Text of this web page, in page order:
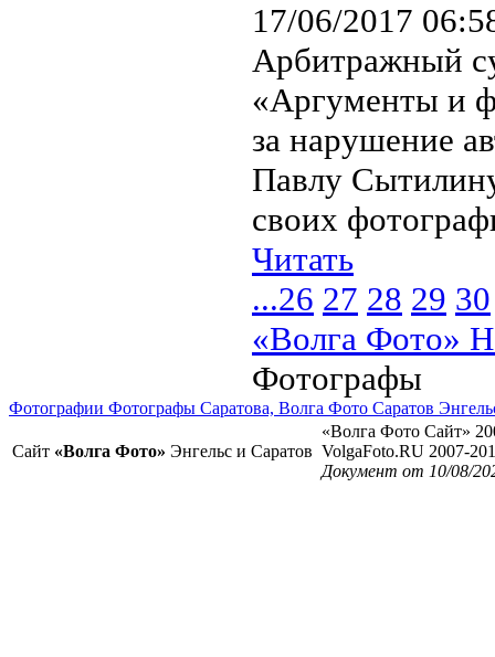
17/06/2017
Арбитражный
«Аргументы и
за нарушение
Павлу
своих
Читать
...26 27 28 29 30
«Волга Фото»
Фотографы
Фотографии Фотографы Саратова, Волга Фото Саратов
Сайт «Волга Фото» Энгельс и Саратов
«Волга Фото Сайт»
VolgaFoto.RU 2007-
Документ от 10/08/